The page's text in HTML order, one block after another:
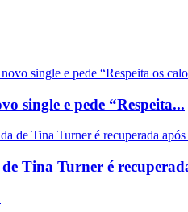
single e pede “Respeita...
Tina Turner é